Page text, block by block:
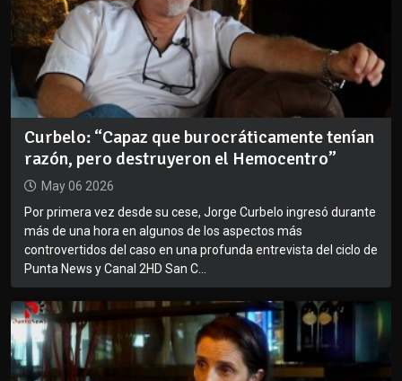
Curbelo: “Capaz que burocráticamente tenían
razón, pero destruyeron el Hemocentro”
May 06 2026
Por primera vez desde su cese, Jorge Curbelo ingresó durante
más de una hora en algunos de los aspectos más
controvertidos del caso en una profunda entrevista del ciclo de
Punta News y Canal 2HD San C...